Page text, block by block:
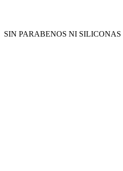
SIN PARABENOS NI SILICONAS